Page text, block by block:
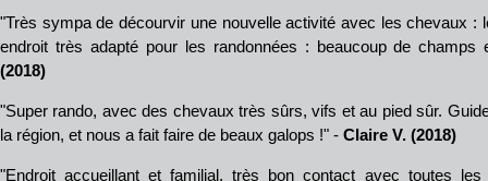
"Très sympa de décourvir une nouvelle activité avec les chevaux :
endroit très adapté pour les randonnées : beaucoup de
(2018)
"Super rando, avec des chevaux très sûrs, vifs et au pied sûr.
la région, et nous a fait faire de beaux galops !" - Claire V. (2018)
"Endroit accueillant et familial, très bon contact avec toutes les